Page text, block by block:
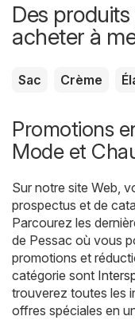
Des
acheter à
Sac Crème
Promotions
Mode et
Sur notre site Web,
prospectus et de
Parcourez les
de Pessac où vous
promotions et
catégorie sont
trouverez toutes les
offres spéciales en